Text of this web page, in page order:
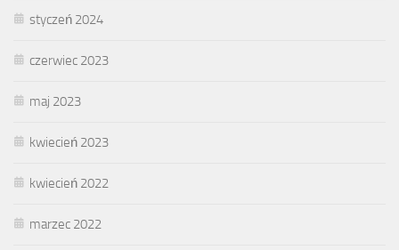
styczeń 2024
czerwiec 2023
maj 2023
kwiecień 2023
kwiecień 2022
marzec 2022